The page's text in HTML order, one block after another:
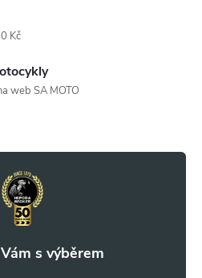
Kč
web SA MOTO